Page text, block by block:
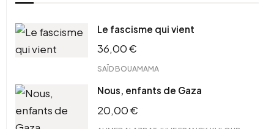
Le fascisme qui vient
36,00€
SAÏD BOUAMAMA
Nous, enfants de Gaza
20,00€